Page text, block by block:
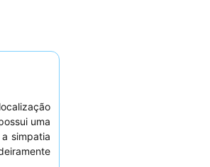
uma
simpatia